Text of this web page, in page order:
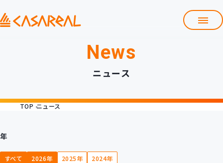
プロダクト開発支援
News
ニュース
TOP ニュース
年
すべて 2026年 2025年 2024年